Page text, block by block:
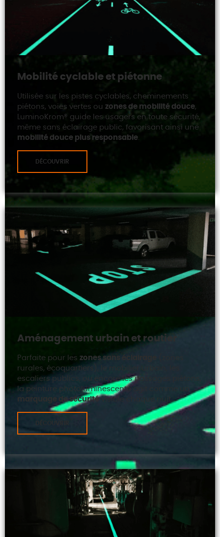
Mobilité cyclable et piétonne
Utilisée sur les pistes cyclables, cheminements
piétons, voies vertes ou zones de mobilité douce,
LuminoKrom® guide les usagers en toute sécurité,
même sans éclairage public, favorisant ainsi une
mobilité douce plus responsable.
DÉCOUVRIR
Aménagement urbain et routier
Parfaite pour les zones sans éclairage
rurales, écoquartiers), le mobilier urbain, les
escaliers publics, ou encore les passages piétons,
la peinture photoluminescente agit comme un
marquage de sécuritévisible chaque nuit.
DÉCOUVRIR